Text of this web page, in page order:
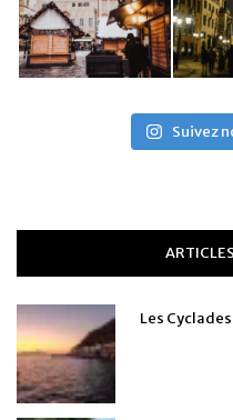
Suivez
Les